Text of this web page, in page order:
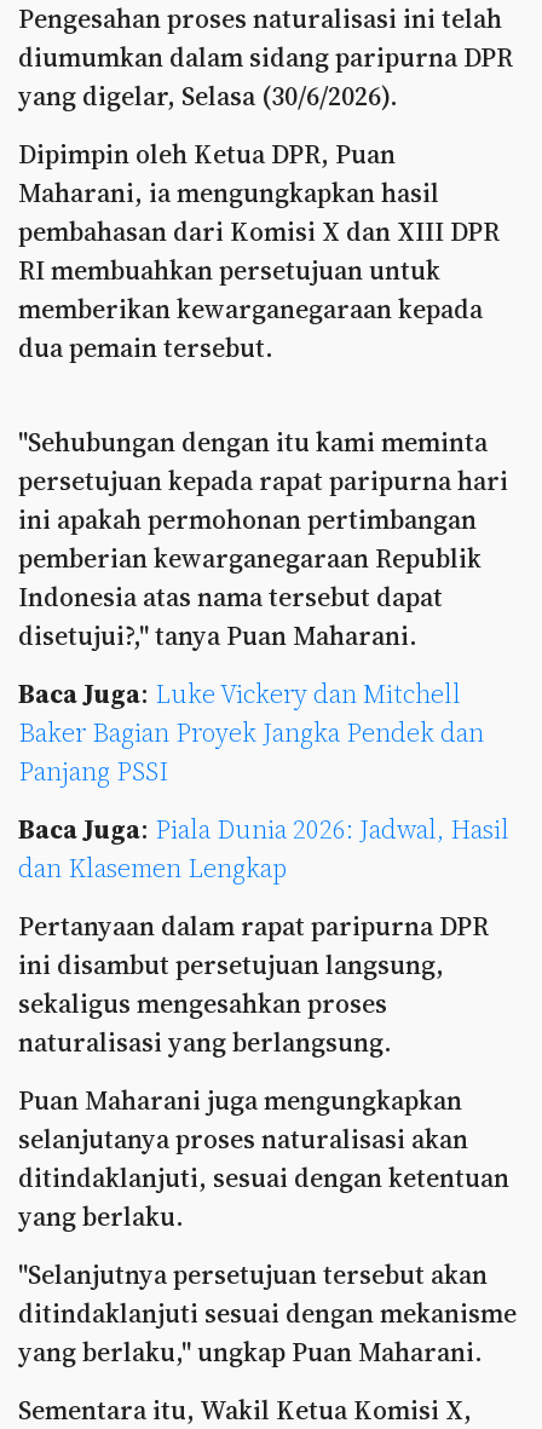
Pengesahan proses naturalisasi ini telah
diumumkan dalam sidang paripurna DPR
yang digelar, Selasa (30/6/2026).
Dipimpin oleh Ketua DPR, Puan
Maharani, ia mengungkapkan hasil
pembahasan dari Komisi X dan XIII DPR
RI membuahkan persetujuan untuk
memberikan kewarganegaraan kepada
dua pemain tersebut.
"Sehubungan dengan itu kami meminta
persetujuan kepada rapat paripurna hari
ini apakah permohonan pertimbangan
pemberian kewarganegaraan Republik
Indonesia atas nama tersebut dapat
disetujui?," tanya Puan Maharani.
Baca Juga: Luke Vickery dan Mitchell
Baker Bagian Proyek Jangka Pendek dan
Panjang PSSI
Baca Juga: Piala Dunia 2026: Jadwal, Hasil
dan Klasemen Lengkap
Pertanyaan dalam rapat paripurna DPR
ini disambut persetujuan langsung,
sekaligus mengesahkan proses
naturalisasi yang berlangsung.
Puan Maharani juga mengungkapkan
selanjutanya proses naturalisasi akan
ditindaklanjuti, sesuai dengan ketentuan
yang berlaku.
"Selanjutnya persetujuan tersebut akan
ditindaklanjuti sesuai dengan mekanisme
yang berlaku," ungkap Puan Maharani.
Sementara itu, Wakil Ketua Komisi X,